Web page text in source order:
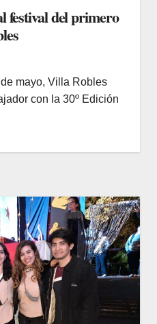
festival del primero
mayo, Villa Robles
con la 30º Edición